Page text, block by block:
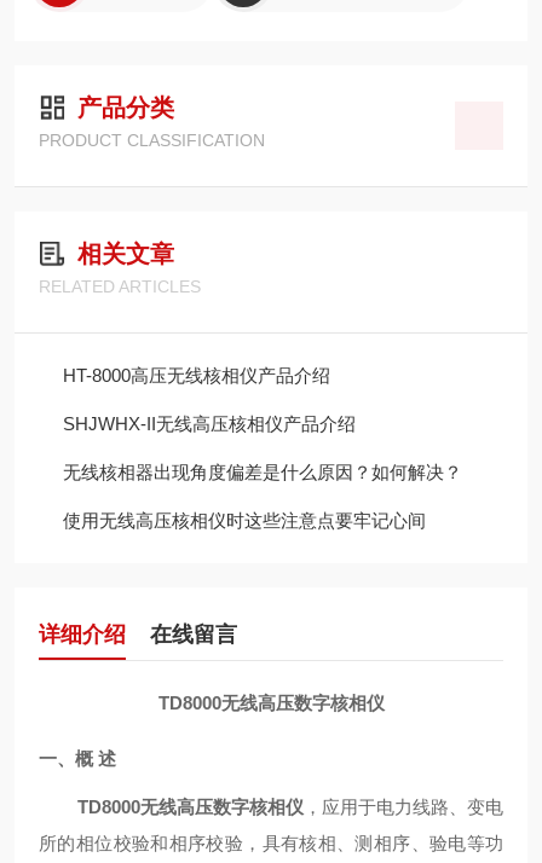
产品分类
PRODUCT CLASSIFICATION
相关文章
RELATED ARTICLES
HT-8000高压无线核相仪产品介绍
SHJWHX-II无线高压核相仪产品介绍
无线核相器出现角度偏差是什么原因？如何解决？
使用无线高压核相仪时这些注意点要牢记心间
详细介绍 在线留言
TD8000无线高压数字核相仪
一、概 述
TD8000无线高压数字核相仪 ，应用于电力线路、变电
所的相位校验和相序校验，具有核相、测相序、验电等功